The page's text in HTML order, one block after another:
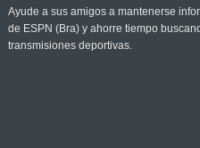
Ayude a sus amigos a mantenerse
de ESPN (Bra) y ahorre tiempo
transmisiones deportivas.